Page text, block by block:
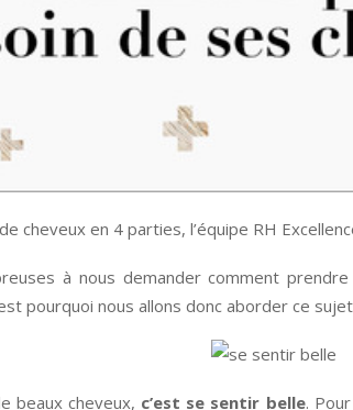
cheveux en 4 parties, l’équipe RH
à nous demander comment
pourquoi nous allons donc aborder ce
beaux cheveux, c’est se sentir belle.